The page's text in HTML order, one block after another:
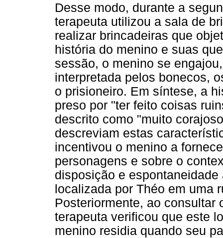
Desse modo, durante a
terapeuta utilizou a sala de
realizar brincadeiras que
história do menino e suas
sessão, o menino se
interpretada pelos bonecos,
o prisioneiro. Em síntese, a
preso por "ter feito coisas
descrito como "muito
descreviam estas
incentivou o menino a
personagens e sobre o
disposição e
localizada por Théo em uma
Posteriormente, ao consultar
terapeuta verificou que este
menino residia quando seu